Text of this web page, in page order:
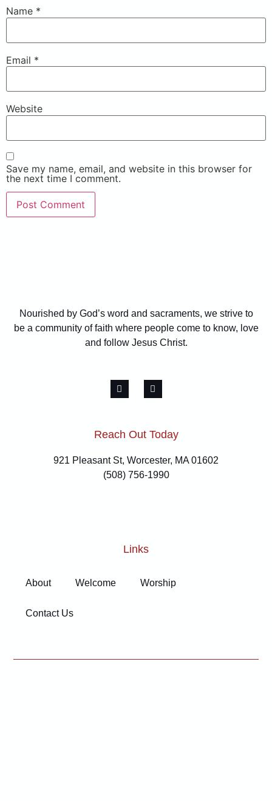
Name *
Email *
Website
Save my name, email, and website in this browser for
the next time I comment.
Nourished by God’s word and sacraments, we strive to
be a community of faith where people come to know, love
and follow Jesus Christ.
Reach Out Today
921 Pleasant St, Worcester, MA 01602
(508) 756-1990
Links
About Welcome Worship
Contact Us